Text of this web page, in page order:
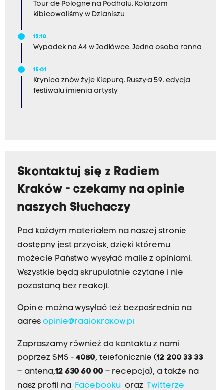
Tour de Pologne na Podhalu. Kolarzom
kibicowaliśmy w Dzianiszu
15:10
Wypadek na A4 w Jodłówce. Jedna osoba ranna
15:01
Krynica znów żyje Kiepurą. Ruszyła 59. edycja
festiwalu imienia artysty
Skontaktuj się z Radiem
Kraków - czekamy na opinie
naszych Słuchaczy
Pod każdym materiałem na naszej stronie
dostępny jest przycisk, dzięki któremu
możecie Państwo wysyłać maile z opiniami.
Wszystkie będą skrupulatnie czytane i nie
pozostaną bez reakcji.
Opinie można wysyłać też bezpośrednio na
adres opinie@radiokrakow.pl
Zapraszamy również do kontaktu z nami
poprzez SMS - 4080, telefonicznie (12 200 33 33
– antena,12 630 60 00 – recepcja), a także na
nasz profil na
Facebookuoraz Twitterze